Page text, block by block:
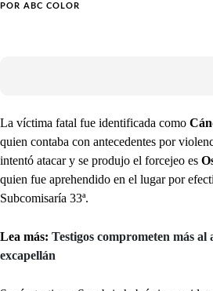
POR ABC COLOR
La víctima fatal fue identificada como
quien contaba con antecedentes por
intentó atacar y se produjo el forcejeo es
quien fue aprehendido en el lugar por
Subcomisaría 33ª.
Lea más: Testigos comprometen más
excapellán